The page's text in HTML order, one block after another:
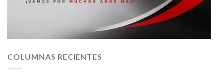
COLUMNAS RECIENTES